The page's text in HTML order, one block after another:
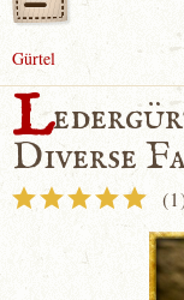
Gürtel
L
Diverse
(1